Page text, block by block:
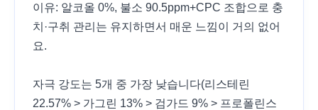
이유: 알코올 0%, 불소 90.5ppm+CPC 조합으로 충
치·구취 관리는 유지하면서 매운 느낌이 거의 없어
요.
자극 강도는 5개 중 가장 낮습니다(리스테린
22.57% > 가그린 13% > 검가드 9% > 프로폴린스